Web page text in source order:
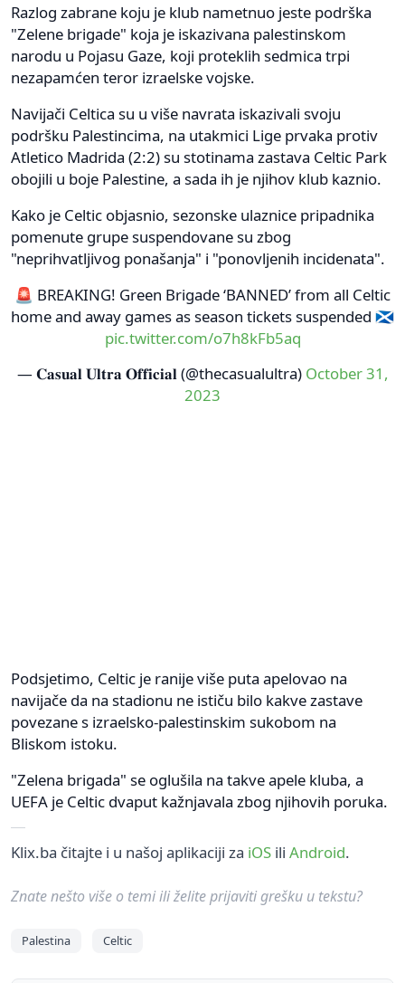
Razlog zabrane koju je klub nametnuo jeste podrška
"Zelene brigade" koja je iskazivana palestinskom
narodu u Pojasu Gaze, koji proteklih sedmica trpi
nezapamćen teror izraelske vojske.
Navijači Celtica su u više navrata iskazivali svoju
podršku Palestincima, na utakmici Lige prvaka protiv
Atletico Madrida (2:2) su stotinama zastava Celtic Park
obojili u boje Palestine, a sada ih je njihov klub kaznio.
Kako je Celtic objasnio, sezonske ulaznice pripadnika
pomenute grupe suspendovane su zbog
"neprihvatljivog ponašanja" i "ponovljenih incidenata".
🚨 BREAKING! Green Brigade ‘BANNED’ from all Celtic
home and away games as season tickets suspended 🏴󠁧󠁢󠁳󠁣󠁴󠁿
pic.twitter.com/o7h8kFb5aq
— 𝐂𝐚𝐬𝐮𝐚𝐥 𝐔𝐥𝐭𝐫𝐚 𝐎𝐟𝐟𝐢𝐜𝐢𝐚𝐥 (@thecasualultra) October 31,
2023
Podsjetimo, Celtic je ranije više puta apelovao na
navijače da na stadionu ne ističu bilo kakve zastave
povezane s izraelsko-palestinskim sukobom na
Bliskom istoku.
"Zelena brigada" se oglušila na takve apele kluba, a
UEFA je Celtic dvaput kažnjavala zbog njihovih poruka.
Klix.ba čitajte i u našoj aplikaciji za iOS ili Android.
Znate nešto više o temi ili želite prijaviti grešku u tekstu?
Palestina Celtic